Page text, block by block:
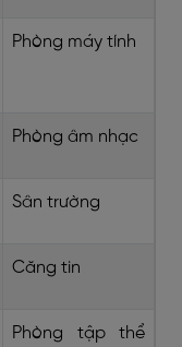
Phòng máy tính
Phòng âm nhạc
Sân trường
Căng tin
Phòng tập thể